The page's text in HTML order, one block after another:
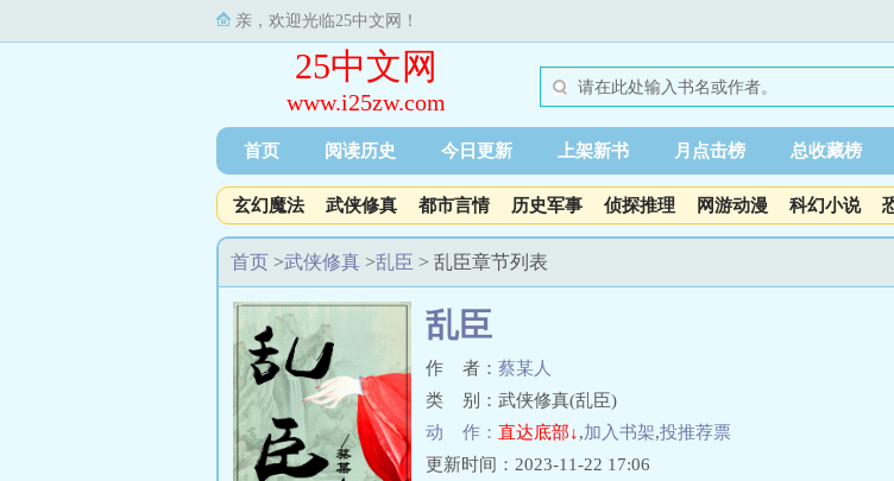
亲，欢迎光临25中文网！
25中文网
www.i25zw.com
首页 阅读历史 今日更新 上架新书 月点击榜 总收藏榜
玄幻魔法 武侠修真 都市言情 历史军事 侦探推理 网游动漫 科幻小说
首页 >武侠修真 >乱臣 > 乱臣章节列表
乱臣
作 者： 蔡某人
类 别：武侠修真(乱臣)
动 作： 直达底部↓,加入书架,投推荐票
更新时间：2023-11-22 17:06